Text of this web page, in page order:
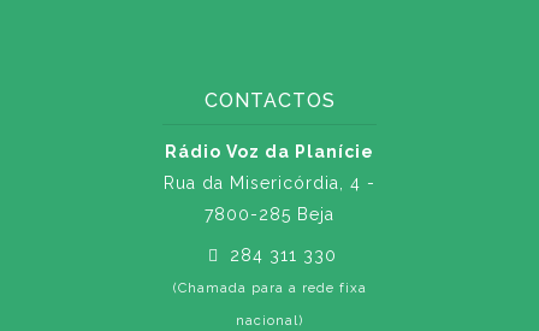
CONTACTOS
Rádio Voz da Planície
Rua da Misericórdia, 4 -
7800-285 Beja
284 311 330
(Chamada para a rede fixa
nacional)